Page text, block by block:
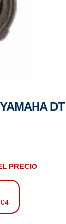
DT
PRECIO